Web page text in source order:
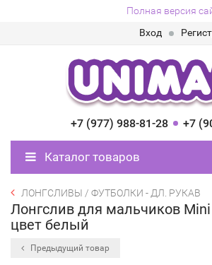
Полная версия
Вход
+7 (977) 988-81-28 +7
Каталог товаров
ЛОНГСЛИВЫ / ФУТБОЛКИ - ДЛ. РУКАВ
Лонгслив для мальчиков
цвет белый
Предыдущий товар